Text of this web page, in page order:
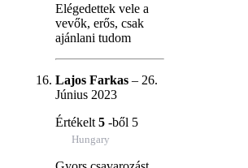
Elégedettek vele a
vevők, erős, csak
ajánlani tudom
Lajos Farkas – 26.
Június 2023
Értékelt 5 -ből 5
Hungary